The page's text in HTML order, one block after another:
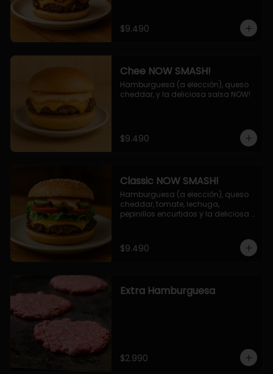
$9.490
Chee NOW SMASH!
Hamburguesa (a elección), queso
cheddar, y la deliciosa salsa NOW!
$9.490
Classic NOW SMASH!
Hamburguesa (a elección), queso
cheddar, tomate, lechuga,
pepinillos encurtidos y la deliciosa
$9.490
Extra Hamburguesa
$2.990